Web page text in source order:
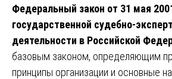
Федеральный закон от 31 мая
государственной судебно-
деятельности в Российской
базовым законом, определяющим
принципы организации и основные